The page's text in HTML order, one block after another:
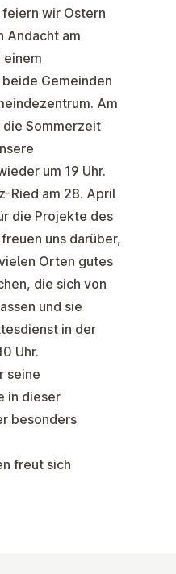
feiern wir Ostern
Andacht am
einem
Gemeinden
Am
Sommerzeit
um 19 Uhr.
Ried am 28. April
die Projekte des
uns darüber,
Orten gutes
die sich von
und sie
in der
Uhr.
seine
in dieser
besonders
freut sich